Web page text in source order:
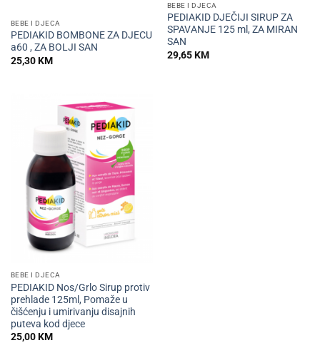
BEBE I DJECA
PEDIAKID BOMBONE ZA DJECU
a60 , ZA BOLJI SAN
25,30KM
BEBE I DJECA
PEDIAKID DJEČIJI SIRUP ZA
SPAVANJE 125 ml, ZA MIRAN
SAN
29,65KM
BEBE I DJECA
PEDIAKID Nos/Grlo Sirup protiv
prehlade 125ml, Pomaže u
čišćenju i umirivanju disajnih
puteva kod djece
25,00KM